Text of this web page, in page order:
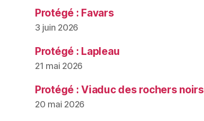
Protégé : Favars
3 juin 2026
Protégé : Lapleau
21 mai 2026
Protégé : Viaduc des rochers noirs
20 mai 2026